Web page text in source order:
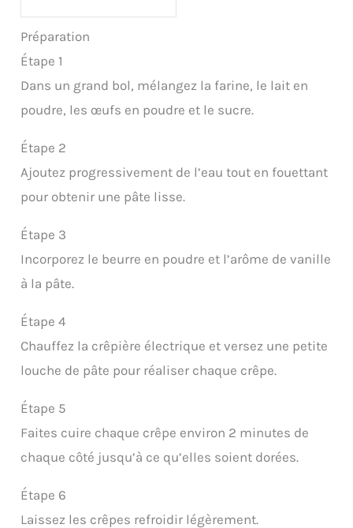
Préparation
Étape 1
Dans un grand bol, mélangez la farine, le lait en
poudre, les œufs en poudre et le sucre.
Étape 2
Ajoutez progressivement de l’eau tout en fouettant
pour obtenir une pâte lisse.
Étape 3
Incorporez le beurre en poudre et l’arôme de vanille
à la pâte.
Étape 4
Chauffez la crêpière électrique et versez une petite
louche de pâte pour réaliser chaque crêpe.
Étape 5
Faites cuire chaque crêpe environ 2 minutes de
chaque côté jusqu’à ce qu’elles soient dorées.
Étape 6
Laissez les crêpes refroidir légèrement.